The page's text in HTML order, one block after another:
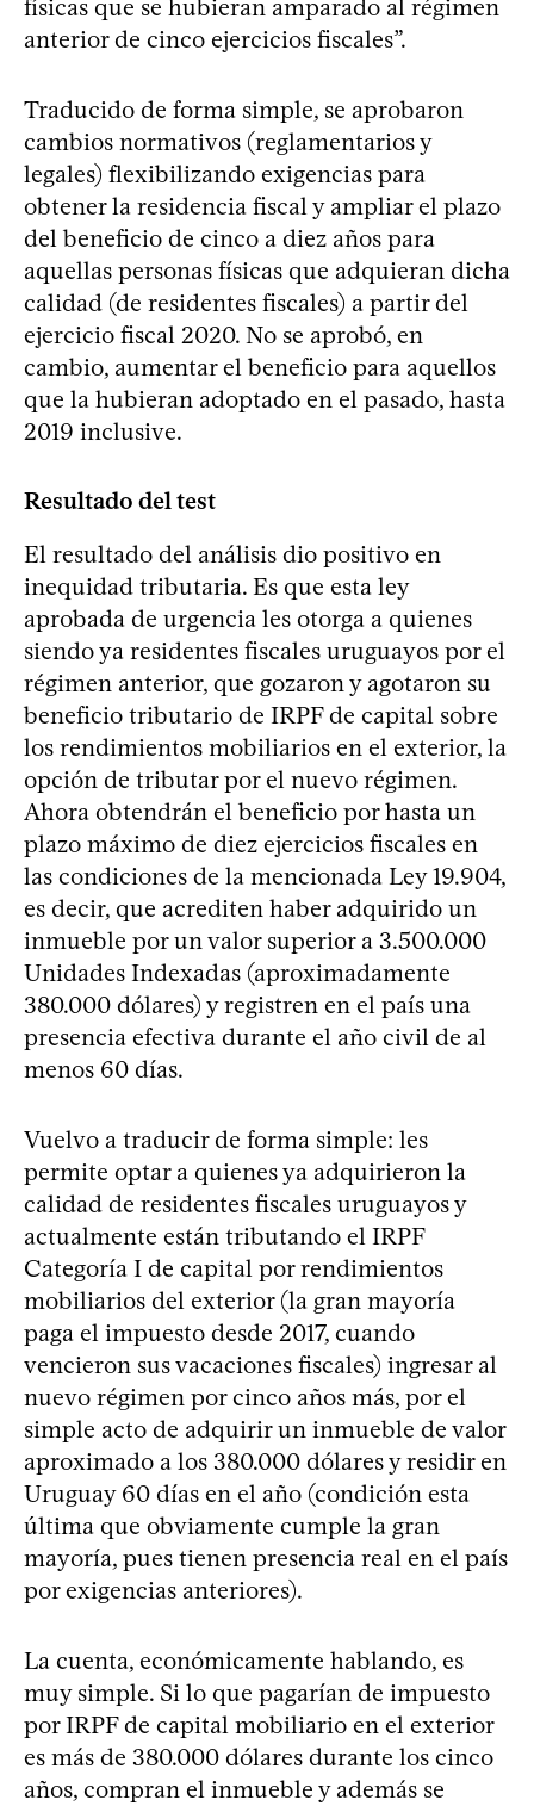
físicas que se hubieran amparado al régimen
anterior de cinco ejercicios fiscales”.
Traducido de forma simple, se aprobaron
cambios normativos (reglamentarios y
legales) flexibilizando exigencias para
obtener la residencia fiscal y ampliar el plazo
del beneficio de cinco a diez años para
aquellas personas físicas que adquieran dicha
calidad (de residentes fiscales) a partir del
ejercicio fiscal 2020. No se aprobó, en
cambio, aumentar el beneficio para aquellos
que la hubieran adoptado en el pasado, hasta
2019 inclusive. ​
Resultado del test
El resultado del análisis dio positivo en
inequidad tributaria. Es que esta ley
aprobada de urgencia les otorga a quienes
siendo ya residentes fiscales uruguayos por el
régimen anterior, que gozaron y agotaron su
beneficio tributario de IRPF de capital sobre
los rendimientos mobiliarios en el exterior, la
opción de tributar por el nuevo régimen.
Ahora obtendrán el beneficio por hasta un
plazo máximo de diez ejercicios fiscales en
las condiciones de la mencionada Ley 19.904,
es decir, que acrediten haber adquirido un
inmueble por un valor superior a 3.500.000
Unidades Indexadas (aproximadamente
380.000 dólares) y registren en el país una
presencia efectiva durante el año civil de al
menos 60 días.
Vuelvo a traducir de forma simple: les
permite optar a quienes ya adquirieron la
calidad de residentes fiscales uruguayos y
actualmente están tributando el IRPF
Categoría I de capital por rendimientos
mobiliarios del exterior (la gran mayoría
paga el impuesto desde 2017, cuando
vencieron sus vacaciones fiscales) ingresar al
nuevo régimen por cinco años más, por el
simple acto de adquirir un inmueble de valor
aproximado a los 380.000 dólares y residir en
Uruguay 60 días en el año (condición esta
última que obviamente cumple la gran
mayoría, pues tienen presencia real en el país
por exigencias anteriores).
La cuenta, económicamente hablando, es
muy simple. Si lo que pagarían de impuesto
por IRPF de capital mobiliario en el exterior
es más de 380.000 dólares durante los cinco
años, compran el inmueble y además se